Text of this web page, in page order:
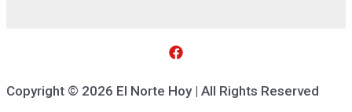
Copyright © 2026 El Norte Hoy | All Rights Reserved